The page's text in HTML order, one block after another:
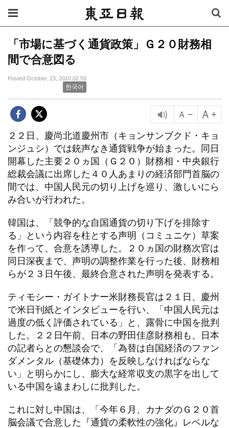
「市場に基づく通貨政策」Ｇ２０財務相
間で合意図る
Posted October. 23, 2010 02:59
한국어
２２日、慶尚北道慶州市（キョンサンブクド・キョ
ンジュシ）では銃声なき通貨戦争が始まった。同日
開幕した主要２０ヵ国（Ｇ２０）財務相・中央銀行
総裁会議に出席した４０人あまりの経済部門首脳の
間では、中国人民元の切り上げを巡り、激しいにら
み合いが行われた。
韓国は、「競争的な自国通貨の切り下げを排除す
る」という内容を柱とする声明（コミュニケ）草案
を作って、合意を誘導した。２０ヵ国の財務次官は
同日深夜まで、声明の調整作業を行った後、財務相
らが２３日午後、最終合意された声明を発表する。
ティモシー・ガイトナー米財務長官は２１日、慶州
で米日刊紙とインタビューを行い、「中国人民元は
過度の低く評価されている」と、露骨に中国を批判
した。２２日午前、日本の野田佳彦財務相も、日本
の記者らとの懇談会で、「為替は自国経済のファン
ダメンタル（基礎体力）を反映しなければならな
い」と明らかにし、膨大な経常収支の黒字を出して
いる中国を遠まわしに批判した。
これに対し中国は、「今年６月、カナダのＧ２０首
脳会議で合意した『通貨の柔軟性の強化』レベルな